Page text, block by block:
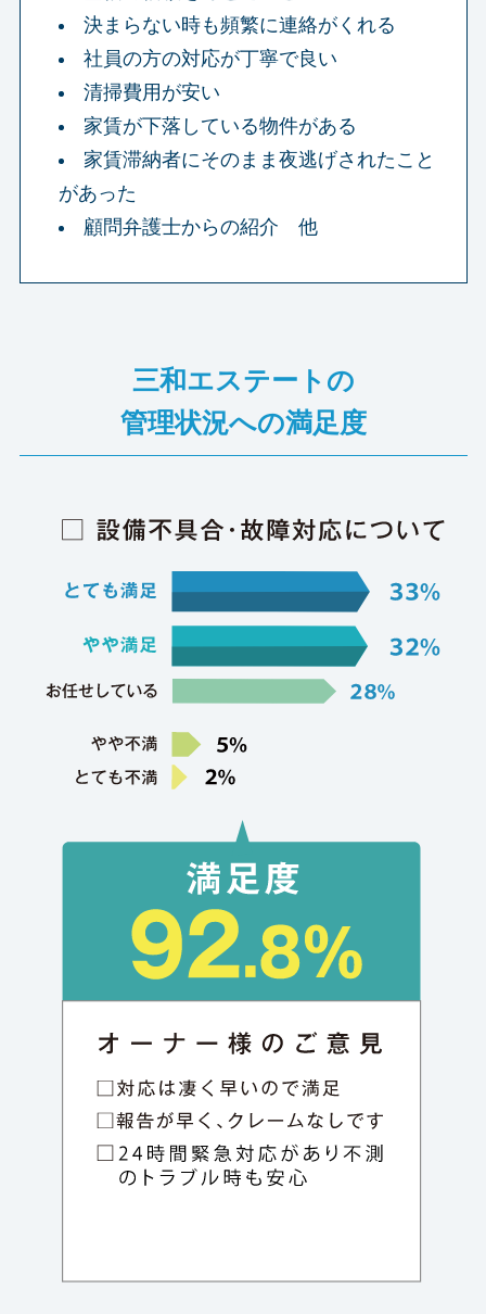
決まらない時も頻繁に連絡がくれる
社員の方の対応が丁寧で良い
清掃費用が安い
家賃が下落している物件がある
家賃滞納者にそのまま夜逃げされたこと
があった
顧問弁護士からの紹介 他
三和エステートの
管理状況への満足度